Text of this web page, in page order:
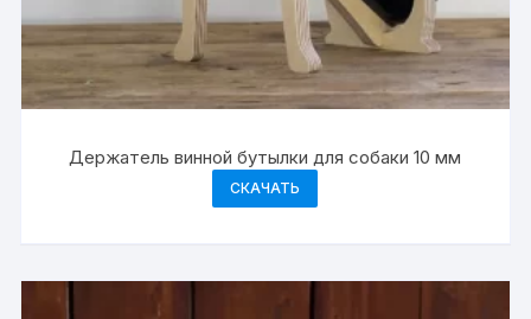
Держатель винной бутылки для собаки 10 мм
СКАЧАТЬ